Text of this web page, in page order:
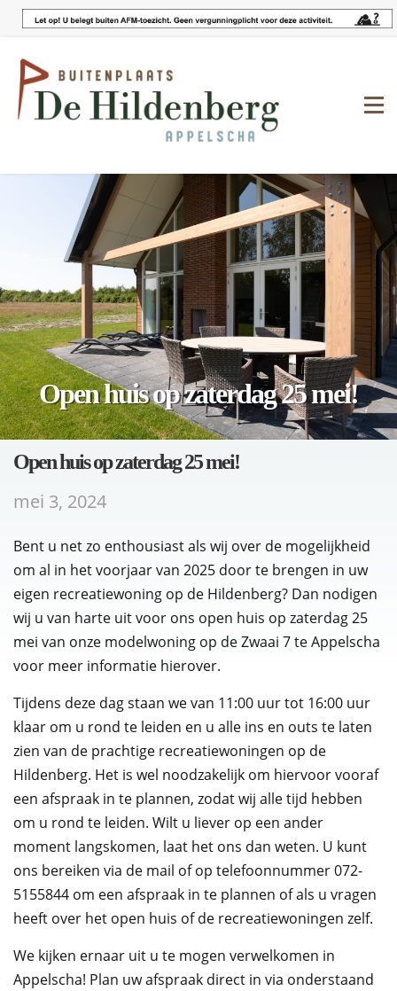
Open huis op zaterdag 25 mei!
Open huis op zaterdag 25 mei!
mei 3, 2024
Bent u net zo enthousiast als wij over de mogelijkheid
om al in het voorjaar van 2025 door te brengen in uw
eigen recreatiewoning op de Hildenberg? Dan nodigen
wij u van harte uit voor ons open huis op zaterdag 25
mei van onze modelwoning op de Zwaai 7 te Appelscha
voor meer informatie hierover.
Tijdens deze dag staan we van 11:00 uur tot 16:00 uur
klaar om u rond te leiden en u alle ins en outs te laten
zien van de prachtige recreatiewoningen op de
Hildenberg. Het is wel noodzakelijk om hiervoor vooraf
een afspraak in te plannen, zodat wij alle tijd hebben
om u rond te leiden. Wilt u liever op een ander
moment langskomen, laat het ons dan weten. U kunt
ons bereiken via de mail of op telefoonnummer 072-
5155844 om een afspraak in te plannen of als u vragen
heeft over het open huis of de recreatiewoningen zelf.
We kijken ernaar uit u te mogen verwelkomen in
Appelscha! Plan uw afspraak direct in via onderstaand